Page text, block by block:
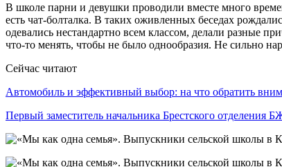
В школе парни и девушки проводили вместе много
есть чат-болталка. В таких оживленных беседах
одевались нестандартно всем классом, делали
что-то менять, чтобы не было однообразия. Не сильно
Сейчас читают
Автомобиль и эффективный выбор: на что обратить
Первый заместитель начальника Брестского отделения